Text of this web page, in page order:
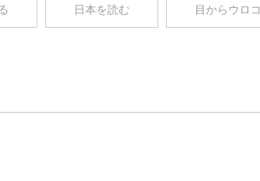
日本を読む 目からウロコ